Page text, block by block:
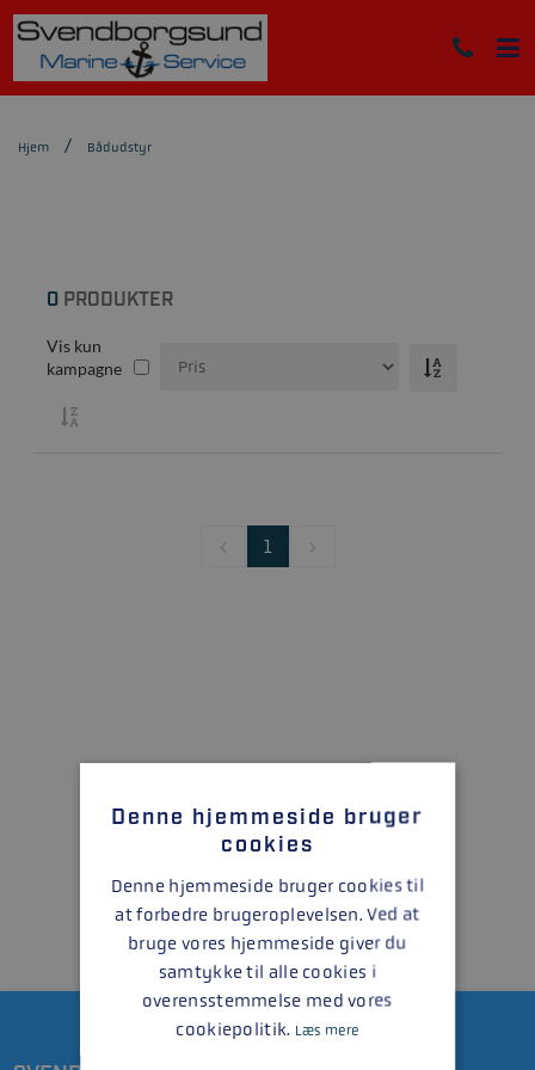
Hjem Bådudstyr
0PRODUKTER
Vis kun
kampagne
1
Denne hjemmeside bruger
cookies
Denne hjemmeside bruger cookies til
at forbedre brugeroplevelsen. Ved at
bruge vores hjemmeside giver du
samtykke til alle cookies i
overensstemmelse med vores
cookiepolitik. Læs mere